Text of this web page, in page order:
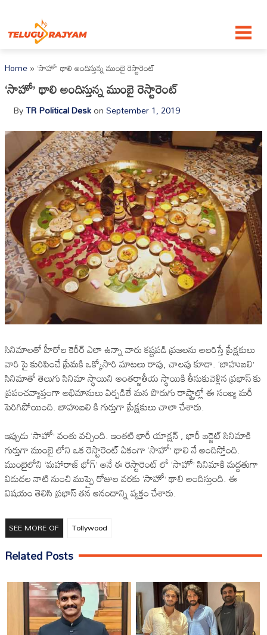
Home»‘సాహో’ థాలి అందిస్తున్న ముంబై రెస్టారెంట్
‘సాహో’ థాలి అందిస్తున్న ముంబై రెస్టారెంట్
ByTR Political DeskonSeptember 1, 2019
సినిమాలతో హీరోల కెరీర్ ఎలా ఉన్నా వారు కష్టపడి ప్రజలను అలరిస్తే ప్రేక్షకులు
వారి పై కురిపించే ప్రేమకి ఒక్కోసారి మాటలు రావు, చాలవు కూడా. ‘బాహుబలి’
సినిమాతో తెలుగు సినిమా స్థాయిని అంతర్జాతీయ స్థాయికి తీసుకువెళ్లిన ప్రభాస్ కు
ప్రపంచవ్యాప్తంగా అభిమానులు ఏర్పడితే మన పొరుగు రాష్ట్రాల్లో ఈ సంఖ్య మరీ
పెరిగిపోయింది. బాహుబలి కి గుర్తుగా ప్రేక్షకులు చాలా చేశారు.
ఇప్పుడు ‘సాహో’ వంతు వచ్చింది. ఇంతటి భారీ యాక్షన్ , భారీ బడ్జెట్ సినిమాకి
గుర్తుగా ముంబై లోని ఒక రెస్టారెంట్ ఏకంగా ‘సాహో’ థాలి నే అందిస్తోంది.
ముంబైలోని ‘మహారాజ్ భోగ్’ అనే ఈ రెస్టారెంట్ లో ‘సాహో’ సినిమాకి మద్దతుగా
విడుదల నాటి నుంచి ముప్పై రోజుల వరకు ‘సాహో’ థాలి అందిస్తుంది. ఈ
విషయం తెలిసి ప్రభాస్ తన ఆనందాన్ని వ్యక్తం చేశారు.
SEE MORE OF Tollywood
Related Posts